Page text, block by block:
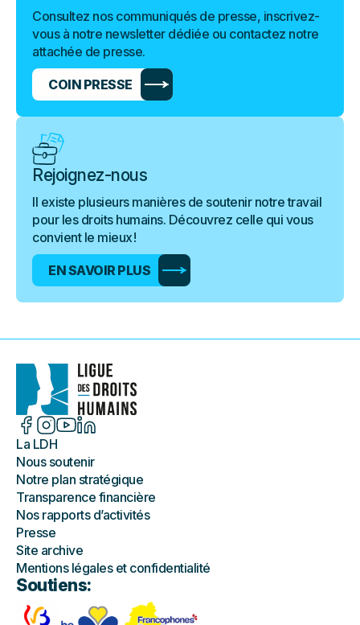
Consultez nos communiqués de presse, inscrivez-
vous à notre newsletter dédiée ou contactez notre
attachée de presse.
COIN PRESSE
Rejoignez-nous
Il existe plusieurs manières de soutenir notre travail
pour les droits humains. Découvrez celle qui vous
convient le mieux !
EN SAVOIR PLUS
La LDH
Nous soutenir
Notre plan stratégique
Transparence financière
Nos rapports d’activités
Presse
Site archive
Mentions légales et confidentialité
Soutiens: